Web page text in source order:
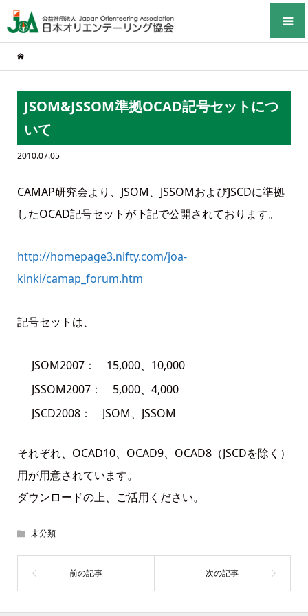
JSOM&JSSOM準拠OCAD記号セットにつ
いて
2010.07.05
CAMAP研究会より、JSOM、JSSOMおよびJSCDに準拠
したOCAD記号セットが下記で公開されております。
http://homepage3.nifty.com/joa-
kinki/camap_forum.htm
記号セットは、
JSOM2007： 15,000、10,000
JSSOM2007： 5,000、4,000
JSCD2008： JSOM、JSSOM
それぞれ、OCAD10、OCAD9、OCAD8（JSCDを除く）
用が用意されています。
ダウンロードの上、ご活用ください。
未分類